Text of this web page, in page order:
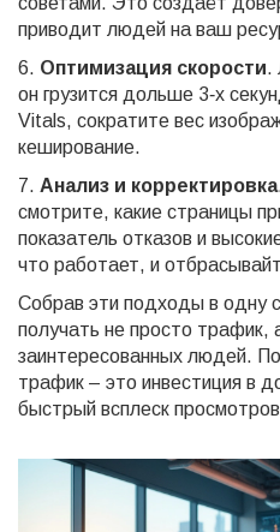
приводит людей на ваш
6. Оптимизация скорости.
он грузится дольше 3‑х
Vitals, сократите вес
кеширование.
7. Анализ и корректировка
смотрите, какие страницы
показатель отказов и
что работает, и
Собрав эти подходы в одну
получать не просто трафик,
заинтересованных людей.
трафик – это инвестиция в
быстрый всплеск